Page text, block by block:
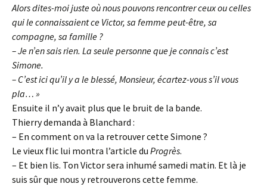
Alors dites-moi juste où nous pouvons rencontrer ceux ou celles
qui le connaissaient ce Victor, sa femme peut-être, sa
compagne, sa famille ?
– Je n’en sais rien. La seule personne que je connais c’est
Simone.
– C’est ici qu’il y a le blessé, Monsieur, écartez-vous s’il vous
pla… »
Ensuite il n’y avait plus que le bruit de la bande.
Thierry demanda à Blanchard :
– En comment on va la retrouver cette Simone ?
Le vieux flic lui montra l’article du Progrès.
– Et bien lis. Ton Victor sera inhumé samedi matin. Et là je
suis sûr que nous y retrouverons cette femme.